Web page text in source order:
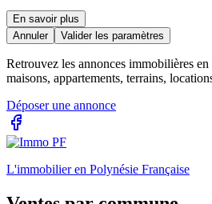
En savoir plus
Annuler
Valider les paramètres
Retrouvez les annonces immobilières
maisons, appartements, terrains,
Déposer une annonce
L'immobilier en Polynésie Française